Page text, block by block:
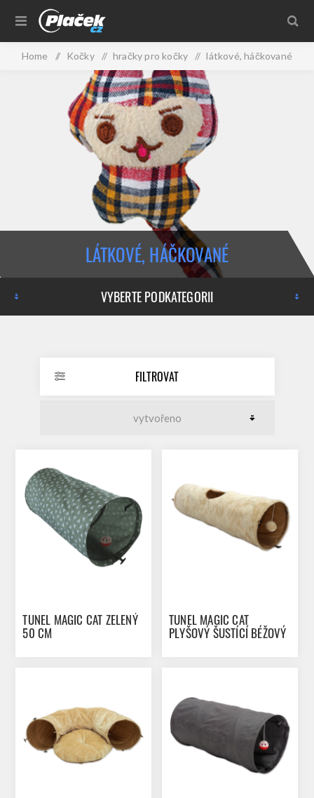
Home / Kočky / hračky pro kočky / látkové, háčkované
LÁTKOVÉ, HÁČKOVANÉ
VYBERTE PODKATEGORII
FILTROVAT
TUNEL MAGIC CAT ZELENÝ
50 CM
TUNEL MAGIC CAT
PLYŠOVÝ ŠUSTÍCÍ BÉŽOVÝ